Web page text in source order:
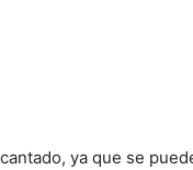
ya que se